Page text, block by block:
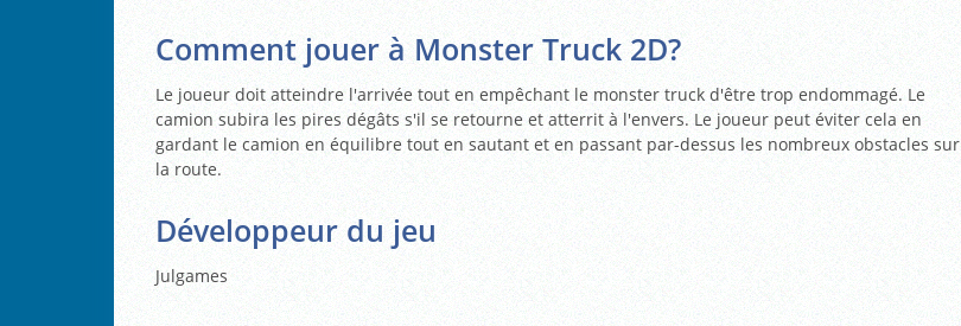
Comment jouer à Monster Truck 2D?
Le joueur doit atteindre l'arrivée tout en empêchant le monster truck d'être trop endommagé. Le
camion subira les pires dégâts s'il se retourne et atterrit à l'envers. Le joueur peut éviter cela en
gardant le camion en équilibre tout en sautant et en passant par-dessus les nombreux obstacles sur
la route.
Développeur du jeu
Julgames